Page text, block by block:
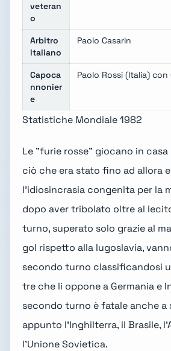
veteran
o
Arbitro
italiano
Paolo Casarin
Capoca
nnonier
e
Paolo Rossi (Italia)
Statistiche Mondiale 1982
Le "furie rosse" giocano in
ciò che era stato fino ad allora
l'idiosincrasia congenita per la
dopo aver tribolato oltre al
turno, superato solo grazie al
gol rispetto alla Iugoslavia,
secondo turno classificandosi
tre che li oppone a Germania e
secondo turno è fatale anche a
appunto l'Inghilterra, il Brasile,
l'Unione Sovietica.